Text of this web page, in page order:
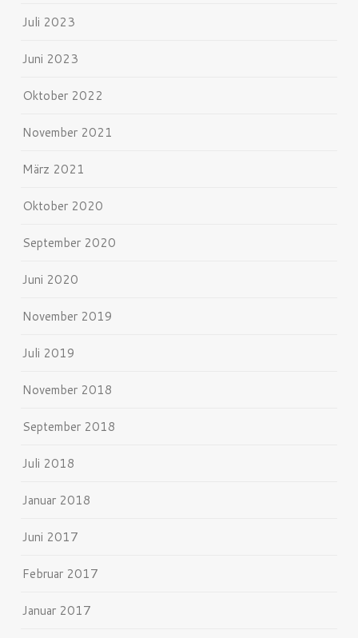
Juli 2023
Juni 2023
Oktober 2022
November 2021
März 2021
Oktober 2020
September 2020
Juni 2020
November 2019
Juli 2019
November 2018
September 2018
Juli 2018
Januar 2018
Juni 2017
Februar 2017
Januar 2017